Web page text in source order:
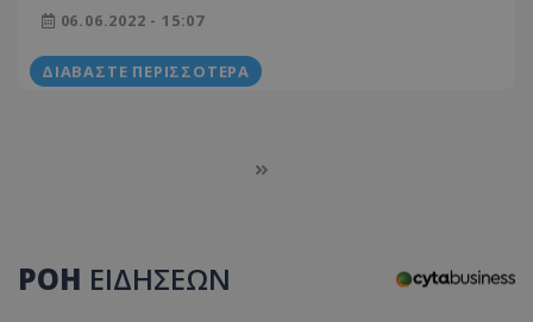
06.06.2022 - 15:07
ΔΙΑΒΆΣΤΕ ΠΕΡΙΣΣΌΤΕΡΑ
ΡΟΗ ΕΙΔΗΣΕΩΝ